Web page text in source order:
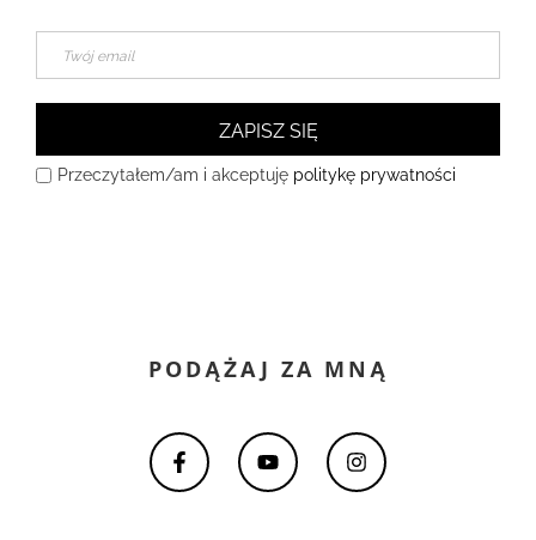
ZAPISZ SIĘ
Przeczytałem/am i akceptuję politykę prywatności
PODĄŻAJ ZA MNĄ